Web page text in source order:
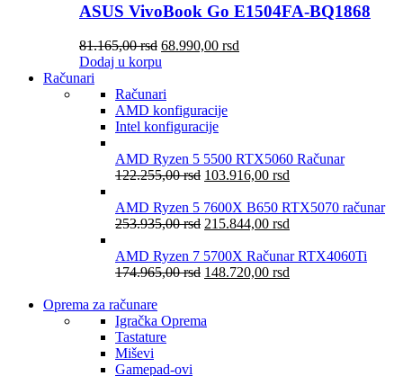
ASUS VivoBook Go E1504FA-BQ1868
81.165,00rsd 68.990,00 rsd
Dodaj u korpu
Računari
Računari
AMD konfiguracije
Intel konfiguracije
AMD Ryzen 5 5500 RTX5060 Računar
122.255,00rsd 103.916,00 rsd
AMD Ryzen 5 7600X B650 RTX5070 računar
253.935,00rsd 215.844,00 rsd
AMD Ryzen 7 5700X Računar RTX4060Ti
174.965,00rsd 148.720,00 rsd
Oprema za računare
Igračka Oprema
Tastature
Miševi
Gamepad-ovi